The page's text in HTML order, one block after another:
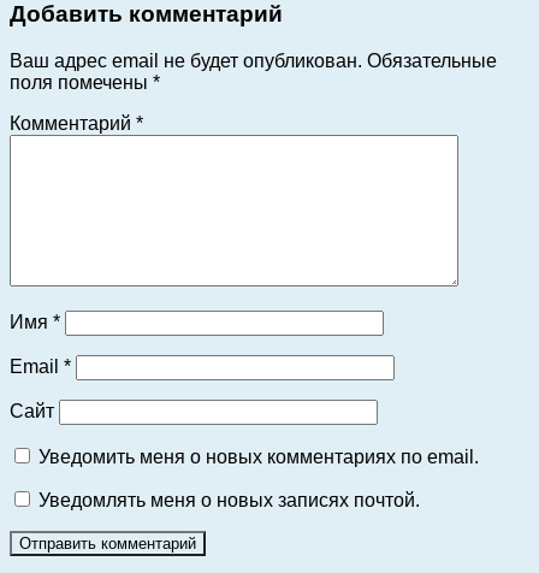
Добавить комментарий
Ваш адрес email не будет опубликован. Обязательные
поля помечены *
Комментарий *
Имя *
Email *
Сайт
Уведомить меня о новых комментариях по email.
Уведомлять меня о новых записях почтой.